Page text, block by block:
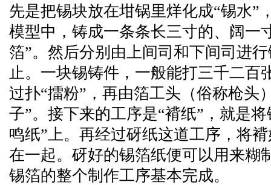
先是把锡块放在坩锅里烊化成“锡水”
模型中，铸成一条条长三寸的、阔一
箔”。然后分别由上间司和下间司进
止。一块锡铸件，一般能打三千二百
过扑“擂粉”，再由箔工头（俗称枪头
子”。接下来的工序是“褙纸”，就是
鸣纸”上。再经过砑纸这道工序，将
在一起。砑好的锡箔纸便可以用来糊
锡箔的整个制作工序基本完成。